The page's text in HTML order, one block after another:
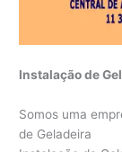
Instalação de
Somos uma
de Geladeira